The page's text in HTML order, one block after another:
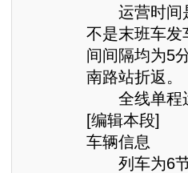
运营时间是
不是末班车发
间间隔均为5
南路站折返。
全线单程
[编辑本段]
车辆信息
列车为6节